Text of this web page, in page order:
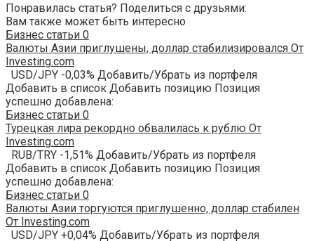
Понравилась статья? Поделиться с друзьями:
Вам также может быть интересно
Бизнес статьи 0
Валюты Азии приглушены, доллар стабилизировался От
Investing.com
USD/JPY -0,03% Добавить/Убрать из портфеля
Добавить в список Добавить позицию Позиция
успешно добавлена:
Бизнес статьи 0
Турецкая лира рекордно обвалилась к рублю От
Investing.com
RUB/TRY -1,51% Добавить/Убрать из портфеля
Добавить в список Добавить позицию Позиция
успешно добавлена:
Бизнес статьи 0
Валюты Азии торгуются приглушенно, доллар стабилен
От Investing.com
USD/JPY +0,04% Добавить/Убрать из портфеля